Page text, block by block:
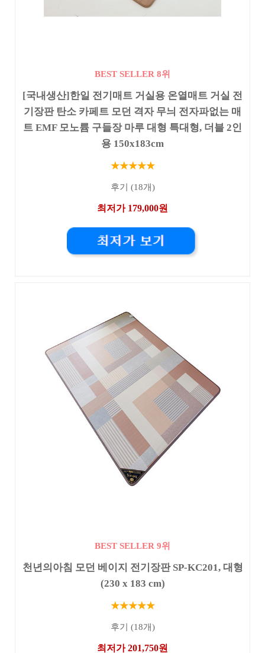
BEST SELLER 8위
[국내생산]한일 전기매트 거실용 온열매트 거실 전
기장판 탄소 카페트 모던 격자 무늬 전자파없는 매
트 EMF 모노륨 구들장 마루 대형 특대형, 더블 2인
용 150x183cm
★★★★★
후기 (18개)
최저가 179,000원
BEST SELLER 9위
천년의아침 모던 베이지 전기장판 SP-KC201, 대형
(230 x 183 cm)
★★★★★
후기 (18개)
최저가 201,750원